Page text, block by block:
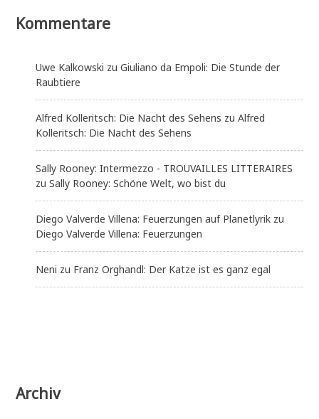
Kommentare
Uwe Kalkowski zuGiuliano da Empoli: Die Stunde der
Raubtiere
Alfred Kolleritsch: Die Nacht des Sehens zuAlfred
Kolleritsch: Die Nacht des Sehens
Sally Rooney: Intermezzo - TROUVAILLES LITTERAIRES
zuSally Rooney: Schöne Welt, wo bist du
Diego Valverde Villena: Feuerzungen auf Planetlyrik zu
Diego Valverde Villena: Feuerzungen
Neni zu Franz Orghandl: Der Katze ist es ganz egal
Archiv